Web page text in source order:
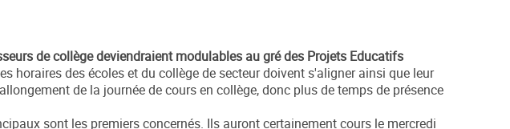
de collège deviendraient modulables au gré des Projets Educatifs
horaires des écoles et du collège de secteur doivent s'aligner ainsi que leur
de la journée de cours en collège, donc plus de temps de présence
sont les premiers concernés. Ils auront certainement cours le mercredi